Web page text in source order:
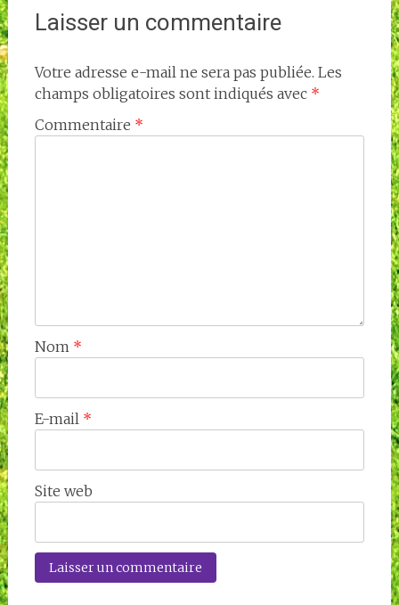
l'article
Laisser un commentaire
Votre adresse e-mail ne sera pas publiée. Les
champs obligatoires sont indiqués avec *
Commentaire *
Nom *
E-mail *
Site web